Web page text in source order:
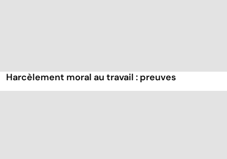
Harcèlement moral au travail : preuves